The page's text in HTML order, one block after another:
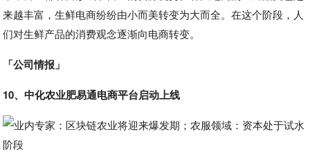
来越丰富，生鲜电商纷纷由小而美转变为大而全。在这个阶段，人
们对生鲜产品的消费观念逐渐向电商转变。
「公司情报」
10、中化农业肥易通电商平台启动上线